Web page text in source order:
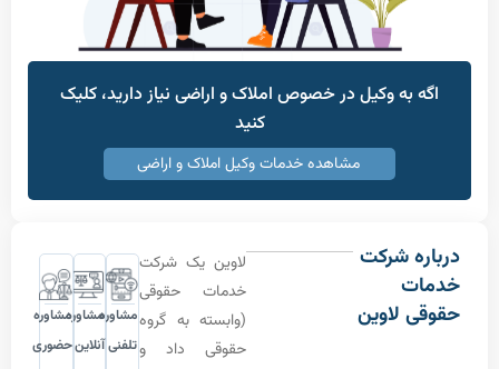
به وکیل در خصوص املاک و اراضی نیاز دارید، کلیک
مشاهده خدمات وکیل املاک و اراضی
شرکت
لاوین
لاوین یک شرکت
خدمات حقوقی
(وابسته به گروه
حقوقی داد و
مشاوره
تلفنی
مشاوره
آنلاین
مشاوره
حضوری